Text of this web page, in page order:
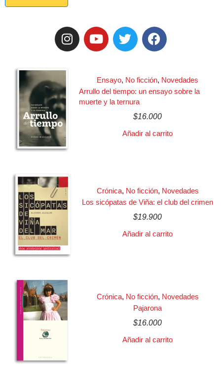
Ensayo, No ficción, Novedades
Arrullo del tiempo: un ensayo sobre la
muerte y la ternura
$16.000
Añadir al carrito
Crónica, No ficción, Novedades
Los sicópatas de Viña: el club del crimen
$19.900
Añadir al carrito
Crónica, No ficción, Novedades
Pajarona
$16.000
Añadir al carrito